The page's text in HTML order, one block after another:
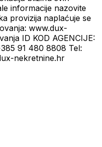
informacije nazovite
provizija naplaćuje se
www.dux-
ID KOD AGENCIJE:
91 480 8808 Tel:
nekretnine.hr